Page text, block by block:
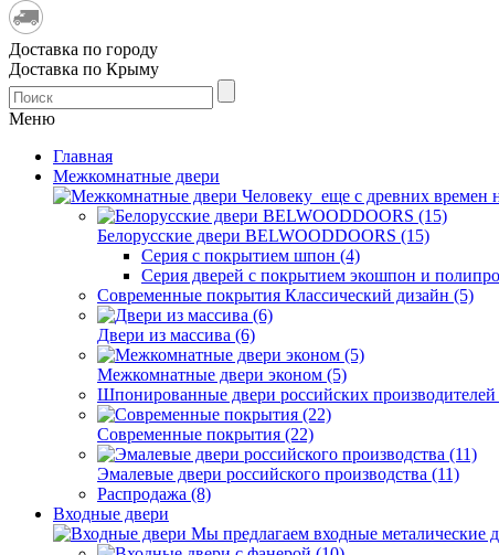
Доставка по городу
Доставка по Крыму
Меню
Главная
Межкомнатные двери
Человеку еще с древних времен
Белорусские двери BELWOODDOORS (15)
Серия с покрытием шпон (4)
Серия дверей с покрытием экошпон и
Современные покрытия Классический дизайн (5)
Двери из массива (6)
Межкомнатные двери эконом (5)
Шпонированные двери российских производителей
Современные покрытия (22)
Эмалевые двери российского производства (11)
Распродажа (8)
Входные двери
Мы предлагаем входные металические